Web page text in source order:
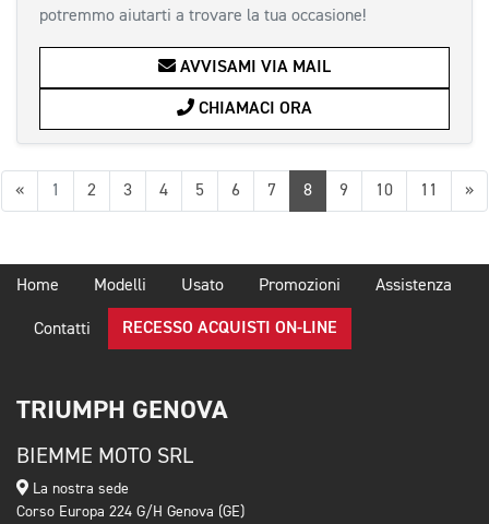
potremmo aiutarti a trovare la tua occasione!
AVVISAMI VIA MAIL
CHIAMACI ORA
«Precedente
1 2 3 4 5 6 7 8 9 10 11 »
Home Modelli Usato Promozioni Assistenza
Contatti RECESSO ACQUISTI ON-LINE
TRIUMPH GENOVA
BIEMME MOTO SRL
La nostra sede
Corso Europa 224 G/H Genova (GE)